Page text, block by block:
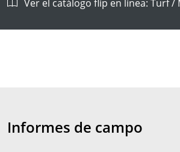
Ver el catálogo flip en línea: Turf /
Informes de campo